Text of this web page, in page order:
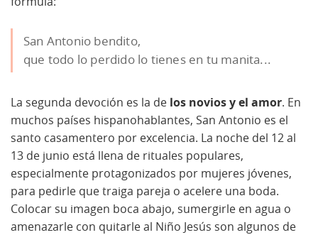
San Antonio bendito,
que todo lo perdido lo tienes en tu manita...
La segunda devoción es la de los novios y el amor. En
muchos países hispanohablantes, San Antonio es el
santo casamentero por excelencia. La noche del 12 al
13 de junio está llena de rituales populares,
especialmente protagonizados por mujeres jóvenes,
para pedirle que traiga pareja o acelere una boda.
Colocar su imagen boca abajo, sumergirle en agua o
amenazarle con quitarle al Niño Jesús son algunos de